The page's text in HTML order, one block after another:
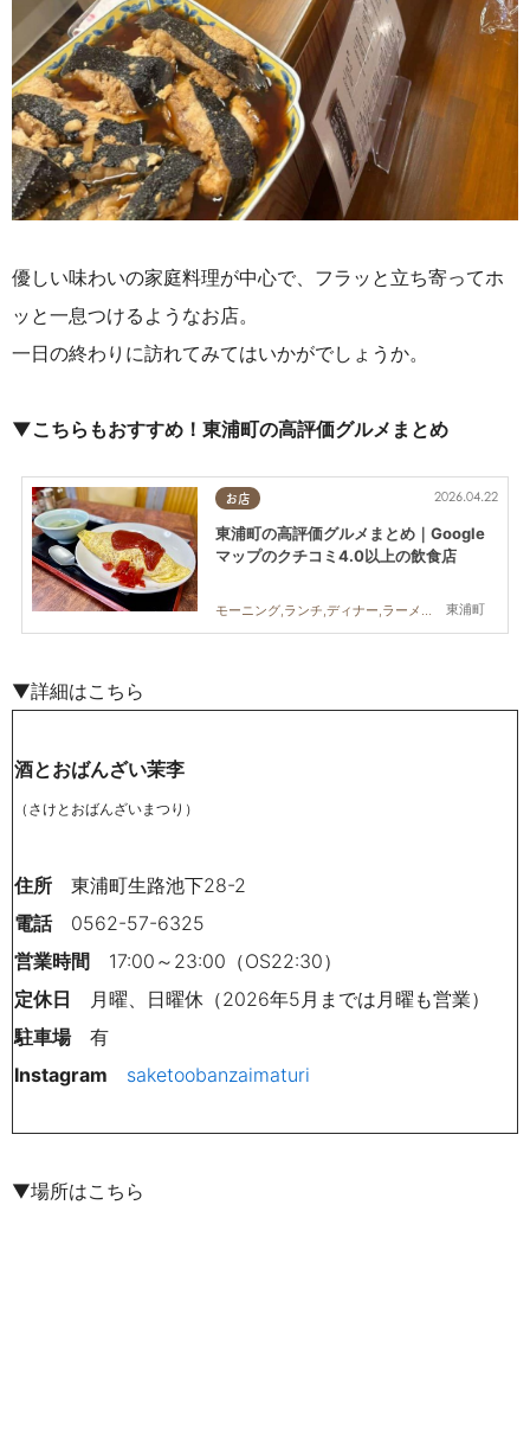
優しい味わいの家庭料理が中心で、フラッと立ち寄ってホ
ッと一息つけるようなお店。
一日の終わりに訪れてみてはいかがでしょうか。
▼こちらもおすすめ！東浦町の高評価グルメまとめ
お店
東浦町
2026.04.22
東浦町の高評価グルメまとめ｜Google
マップのクチコミ4.0以上の飲食店
モーニング,ランチ,ディナー,ラーメン,カフェ
▼詳細はこちら
酒とおばんざい茉李
（さけとおばんざいまつり）
住所 東浦町生路池下28-2
電話0562-57-6325
営業時間 17:00～23:00（OS22:30）
定休日 月曜、日曜休（2026年5月までは月曜も営業）
駐車場有
Instagram
saketoobanzaimaturi
▼場所はこちら